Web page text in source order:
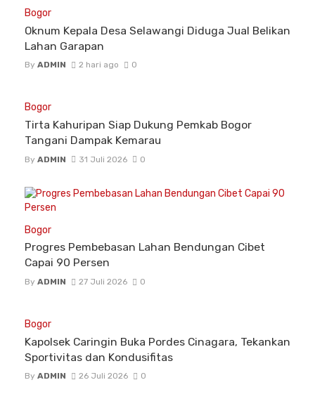
Bogor
Oknum Kepala Desa Selawangi Diduga Jual Belikan
Lahan Garapan
By ADMIN 2 hari ago 0
Bogor
Tirta Kahuripan Siap Dukung Pemkab Bogor
Tangani Dampak Kemarau
By ADMIN 31 Juli 2026 0
Bogor
Progres Pembebasan Lahan Bendungan Cibet
Capai 90 Persen
By ADMIN 27 Juli 2026 0
Bogor
Kapolsek Caringin Buka Pordes Cinagara, Tekankan
Sportivitas dan Kondusifitas
By ADMIN 26 Juli 2026 0